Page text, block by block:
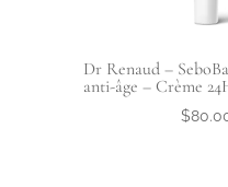
Dr Renaud –
anti-âge – Crème
$